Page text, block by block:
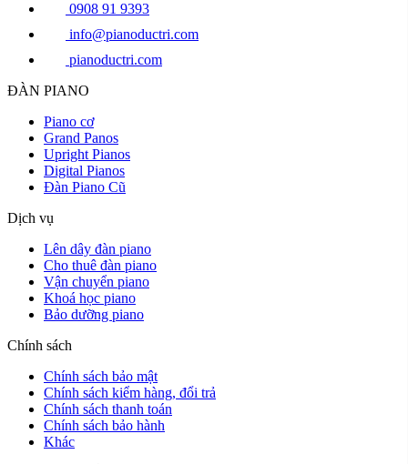
0908 91 9393
info@pianoductri.com
pianoductri.com
ĐÀN PIANO
Piano cơ
Grand Panos
Upright Pianos
Digital Pianos
Đàn Piano Cũ
Dịch vụ
Lên dây đàn piano
Cho thuê đàn piano
Vận chuyển piano
Khoá học piano
Bảo dưỡng piano
Chính sách
Chính sách bảo mật
Chính sách kiểm hàng, đổi trả
Chính sách thanh toán
Chính sách bảo hành
Khác